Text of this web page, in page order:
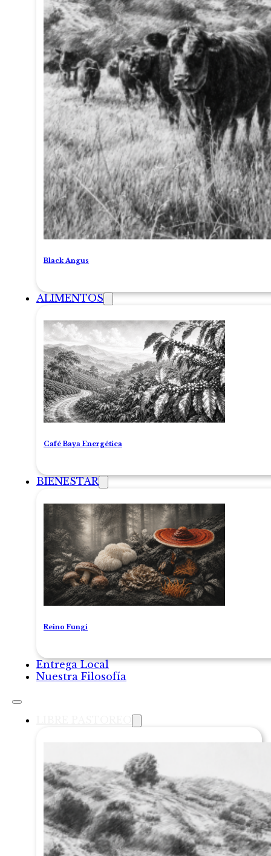
Black Angus
ALIMENTOS
Café Baya Energética
BIENESTAR
Reino Fungi
Entrega Local
Nuestra Filosofía